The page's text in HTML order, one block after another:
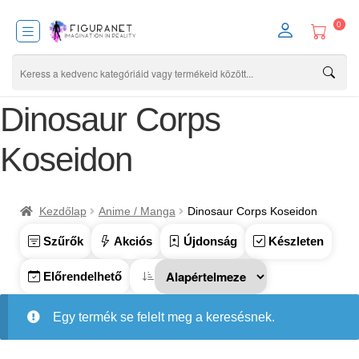
0
Dinosaur Corps
Koseidon
Kezdőlap Anime / Manga Dinosaur Corps Koseidon
Szűrők Akciós Újdonság Készleten
Előrendelhető
Egy termék se felelt meg a keresésnek.